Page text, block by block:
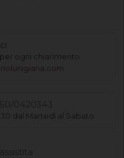
ogni chiarimento
0420343
dal Martedì al Sabato